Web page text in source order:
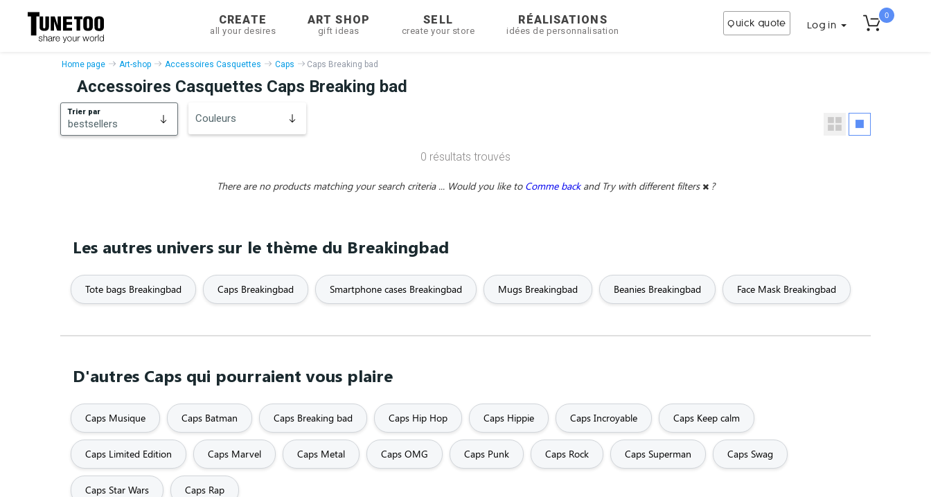
CREATE
all your desires
ART SHOP
gift ideas
SELL
create your store
RÉALISATIONS
idées de personnalisation
Quick quote Log in
0
Home page Art-shop Accessoires Casquettes Caps Caps Breaking bad
Accessoires Casquettes Caps Breaking bad
Trier par
bestsellers Couleurs
0 résultats trouvés
There are no products matching your search criteria ... Would you like to Comme back and Try with different filters ?
Les autres univers sur le thème du Breakingbad
Tote bags Breakingbad Caps Breakingbad Smartphone cases Breakingbad Mugs Breakingbad Beanies Breakingbad Face Mask Breakingbad
D'autres Caps qui pourraient vous plaire
Caps Musique Caps Batman Caps Breaking bad Caps Hip Hop Caps Hippie Caps Incroyable Caps Keep calm
Caps Limited Edition Caps Marvel Caps Metal Caps OMG Caps Punk Caps Rock Caps Superman Caps Swag
Caps Star Wars Caps Rap